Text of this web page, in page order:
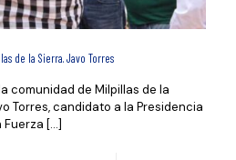
de la Sierra. Javo Torres
comunidad de Milpillas de la
Torres, candidato a la Presidencia
Fuerza […]